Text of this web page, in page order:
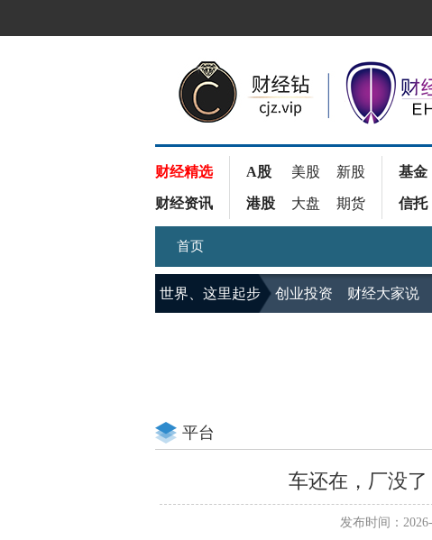
财经精选
财经资讯
A股 美股 新股
港股 大盘 期货
基金
信托
首页
世界、这里起步 创业投资 财经大家说
平台
车还在，厂没
发布时间：